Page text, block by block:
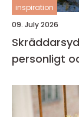
inspiration
09. July 2026
personligt